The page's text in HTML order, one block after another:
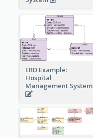
ERD Example:
Hospital
Management System